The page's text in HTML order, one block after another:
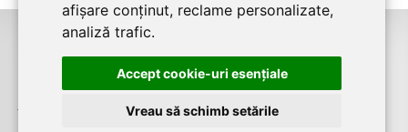
afișare conținut, reclame personalizate,
analiză trafic.
Accept cookie-uri esenţiale
Vreau să schimb setările
BUCURESTI CONSTRUCTeste un serviciu de promovare online
pentru firme. Proiect digital dezvoltat deLIVE COMMUNICATIONS SRL
J12/4191/2006, RO19492087